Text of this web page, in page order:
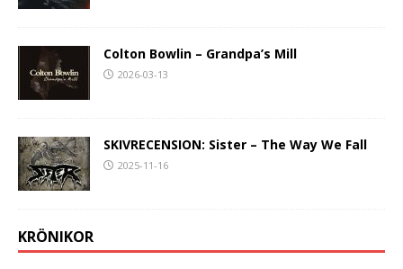
Colton Bowlin – Grandpa’s Mill
2026-03-13
SKIVRECENSION: Sister – The Way We Fall
2025-11-16
KRÖNIKOR